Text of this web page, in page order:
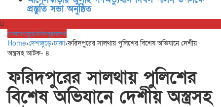
প্রস্তুতি সভা অনুষ্ঠিত
ঢাকাদেশজুড়েফরিদপুরসালথা
Home›দেশজুড়ে›ঢাকা›ফরিদপুরের সালথায় পুলিশের বিশেষ অভিযানে দেশীয়
অস্ত্রসহ আটক- ৪
ফরিদপুরের সালথায় পুলিশের
বিশেষ অভিযানে দেশীয় অস্ত্রসহ